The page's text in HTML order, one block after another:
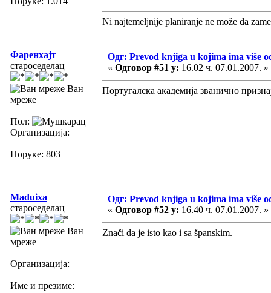
Ni najtemeljnije planiranje ne može da
Фаренхајт
староседелац
Ван
мреже
Пол:
Организација:
Поруке: 803
Одг: Prevod knjiga u kojima ima više
« Одговор #51 у: 16.02 ч. 07.01.2007. »
Португалска академија званично
Maduixa
староседелац
Ван
мреже
Организација:
Име и презиме:
Одг: Prevod knjiga u kojima ima više
« Одговор #52 у: 16.40 ч. 07.01.2007. »
Znači da je isto kao i sa španskim.